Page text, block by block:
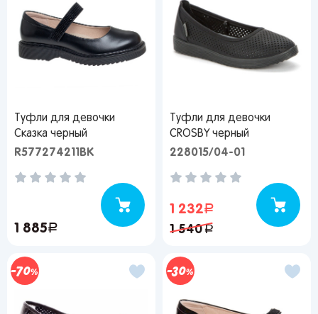
Туфли для девочки
Сказка черный
R577274211BK
1 885руб.
Туфли для девочки
CROSBY черный
228015/04-01
1 232руб.
1 540руб.
70 30